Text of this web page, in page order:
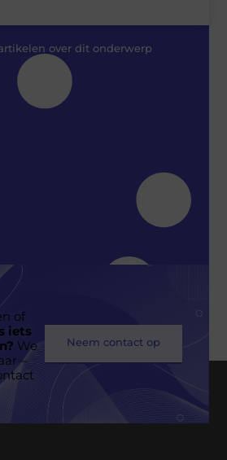
over dit onderwerp
om te tonen
of
iets
We
–
Neem contact op